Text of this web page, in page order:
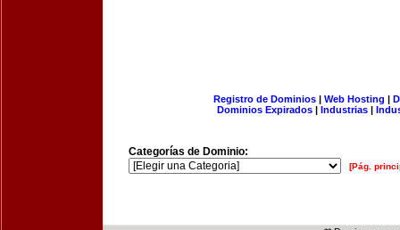
Registro de Dominios| Web Hosting |
Dominios Expirados | Industrias |
Categorías de Dominio:
[Pág.